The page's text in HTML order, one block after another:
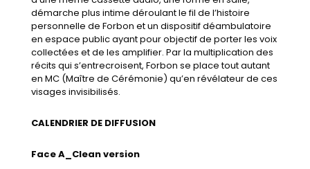
démarche plus intime déroulant le fil de l’histoire
personnelle de Forbon et un dispositif déambulatoire
en espace public ayant pour objectif de porter les voix
collectées et de les amplifier. Par la multiplication des
récits qui s’entrecroisent, Forbon se place tout autant
en MC (Maître de Cérémonie) qu’en révélateur de ces
visages invisibilisés.
CALENDRIER DE DIFFUSION
Face A_Clean version